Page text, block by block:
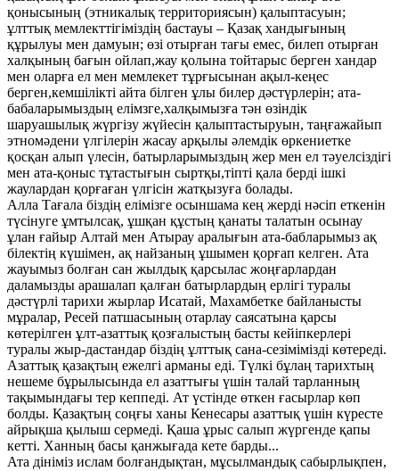
қонысының (этникалық территориясын) қалыптасуын;
ұлттық мемлекттігіміздің бастауы – Қазақ хандығының
құрылуы мен дамуын; өзі отырған тағы емес, билеп отырған
халқының бағын ойлап,жау қолына тойтарыс берген хандар
мен оларға ел мен мемлекет тұрғысынан ақыл-кеңес
берген,кемшілікті айта білген ұлы билер дәстүрлерін; ата-
бабаларымыздың елімзге,халқымызға тән өзіндік
шаруашылық жүргізу жүйесін қалыптастыруын, таңғажайып
этномәдени үлгілерін жасау арқылы әлемдік өркениетке
қосқан алып үлесін, батырларымыздың жер мен ел тәуелсіздігі
мен ата-қоныс тұтастығын сыртқы,тіпті қала берді ішкі
жаулардан қорғаған үлгісін жатқызуға болады.
Алла Тағала біздің елімізге осыншама кең жерді нәсіп еткенін
түсінуге ұмтылсақ, ұшқан құстың қанаты талатын осынау
ұлан ғайыр Алтай мен Атырау аралығын ата-бабларымыз ақ
білектің күшімен, ақ найзаның ұшымен қорғап келген. Ата
жауымыз болған сан жылдық қарсылас жоңғарлардан
даламызды арашалап қалған батырлардың ерлігі туралы
дәстүрлі тарихи жырлар Исатай, Махамбетке байланысты
мұралар, Ресей патшасының отарлау саясатына қарсы
көтерілген ұлт-азаттық қозғалыстың басты кейіпкерлері
туралы жыр-дастандар біздің ұлттық сана-сезімімізді көтереді.
Азаттық қазақтың ежелгі арманы еді. Түлкі бұлаң тарихтың
нешеме бұрылысында ел азаттығы үшін талай тарланның
тақымындағы тер кеппеді. Ат үстінде өткен ғасырлар көп
болды. Қазақтың соңғы ханы Кенесары азаттық үшін күресте
айрықша қылыш сермеді. Қаша ұрыс салып жүргенде қапы
кетті. Ханның басы қанжығада кете барды...
Ата дініміз ислам болғандықтан, мұсылмандық сабырлықпен,